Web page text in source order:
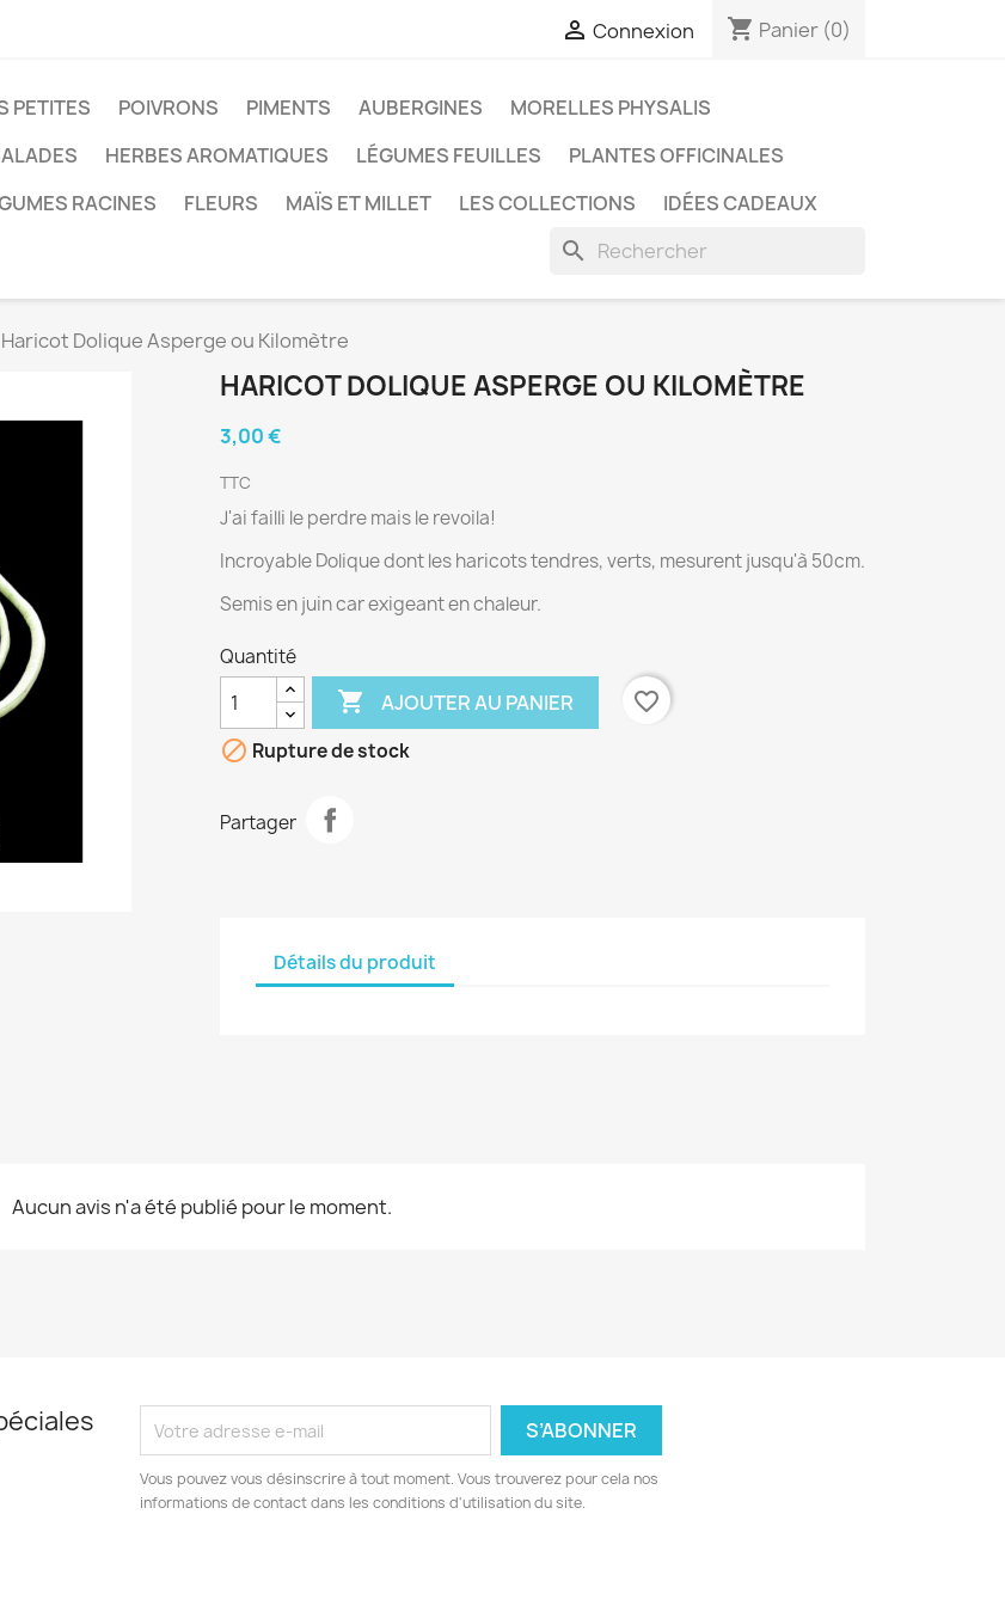
 Connexion shopping_cart Panier (0)
PETITES POIVRONS PIMENTS AUBERGINES
MORELLES PHYSALIS
HERBES AROMATIQUES LÉGUMES FEUILLES
PLANTES OFFICINALES
RACINES FLEURS MAÏS ET MILLET LES COLLECTIONS IDÉES CADEAUX
search
Haricot Dolique Asperge ou Kilomètre
HARICOT DOLIQUE ASPERGE OU KILOMÈTRE
3,00 €
TTC
J'ai failli le perdre mais le revoila!
Incroyable Dolique dont les haricots tendres, verts, mesurent jusqu'à 50cm.
Semis en juin car exigeant en chaleur.
Quantité
 AJOUTER AU PANIER
favorite_border
 Rupture de stock
Partager
Détails du produit
Aucun avis n'a été publié pour le moment.
Vous pouvez vous désinscrire à tout moment. Vous trouverez pour cela nos
informations de contact dans les conditions d'utilisation du site.